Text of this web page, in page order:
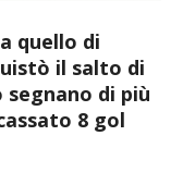
quello di
il salto di
di più
8 gol